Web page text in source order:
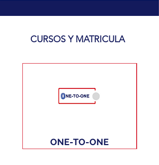
CURSOS Y MATRICULA
ONE-TO-ONE